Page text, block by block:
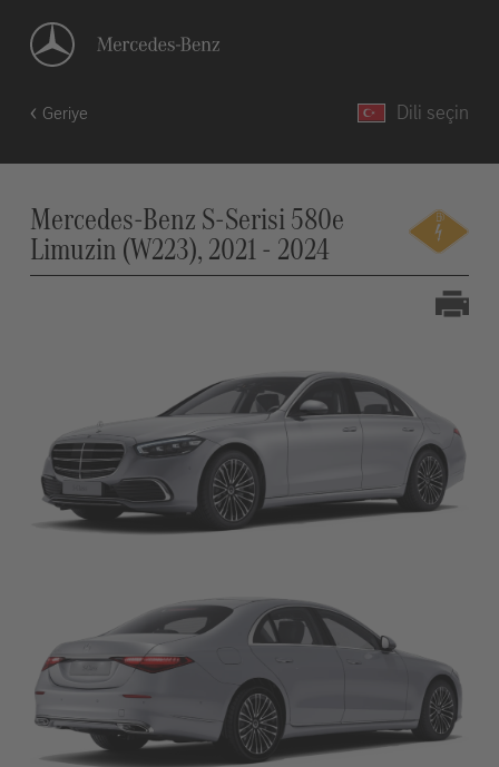
Geriye Dili seçin
Mercedes-Benz S-Serisi 580e
Limuzin (W223), 2021 - 2024